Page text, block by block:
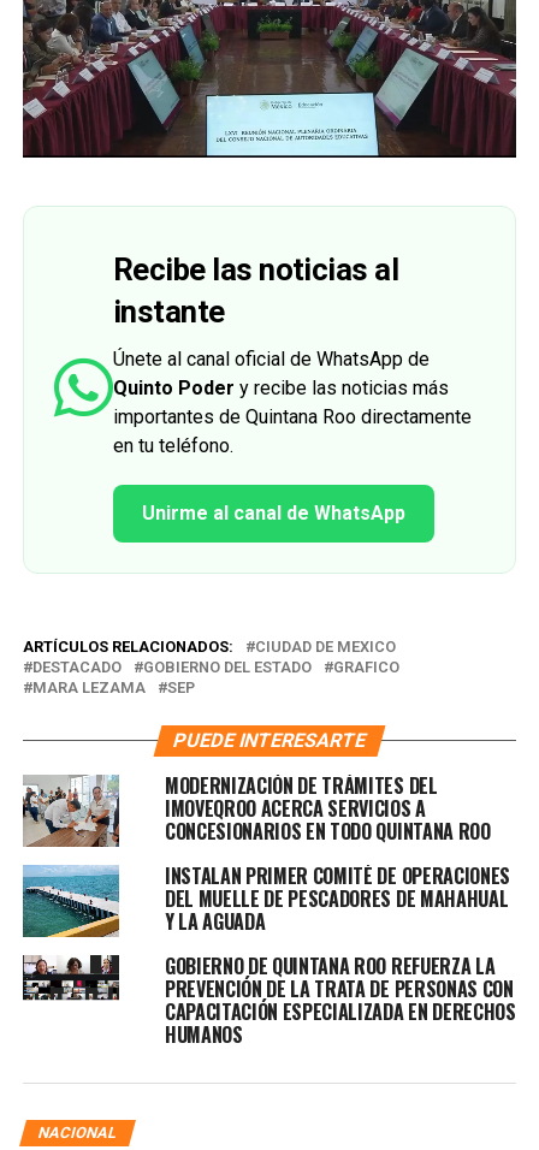
Recibe las noticias al
instante
Únete al canal oficial de WhatsApp de
Quinto Poder y recibe las noticias más
importantes de Quintana Roo directamente
en tu teléfono.
Unirme al canal de WhatsApp
ARTÍCULOS RELACIONADOS:
CIUDAD DE MEXICO
DESTACADO
GOBIERNO DEL ESTADO
GRAFICO
MARA LEZAMA
SEP
PUEDE INTERESARTE
MODERNIZACIÓN DE TRÁMITES DEL
IMOVEQROO ACERCA SERVICIOS A
CONCESIONARIOS EN TODO QUINTANA ROO
INSTALAN PRIMER COMITÉ DE OPERACIONES
DEL MUELLE DE PESCADORES DE MAHAHUAL
Y LA AGUADA
GOBIERNO DE QUINTANA ROO REFUERZA LA
PREVENCIÓN DE LA TRATA DE PERSONAS CON
CAPACITACIÓN ESPECIALIZADA EN DERECHOS
HUMANOS
NACIONAL